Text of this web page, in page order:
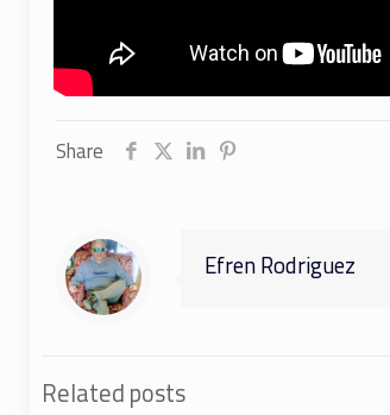
Share
Efren Rodriguez
Related posts